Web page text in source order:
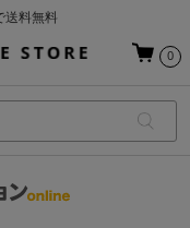
送料無料
り寄せ商品を除く）
0